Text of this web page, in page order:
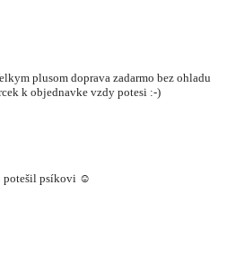
plusom doprava zadarmo bez ohladu
k objednavke vzdy potesi :-)
potešil psíkovi ☺️